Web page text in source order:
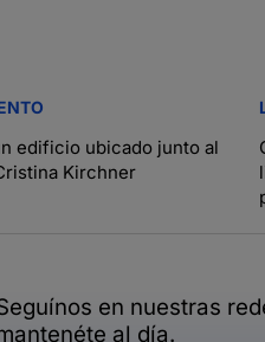
edificio ubicado junto al
Kirchner
en nuestras
al día.